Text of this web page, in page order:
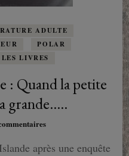
ADULTE
POLAR
LIVRES
: Quand la petite
grande…..
sur
sort
après une enquête